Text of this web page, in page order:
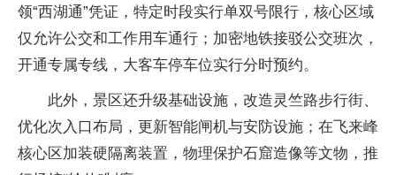
领“西湖通”凭证，特定时段实行单双号限行，核心区域
仅允许公交和工作用车通行；加密地铁接驳公交班次，
开通专属专线，大客车停车位实行分时预约。
此外，景区还升级基础设施，改造灵竺路步行街、
优化次入口布局，更新智能闸机与安防设施；在飞来峰
核心区加装硬隔离装置，物理保护石窟造像等文物，推